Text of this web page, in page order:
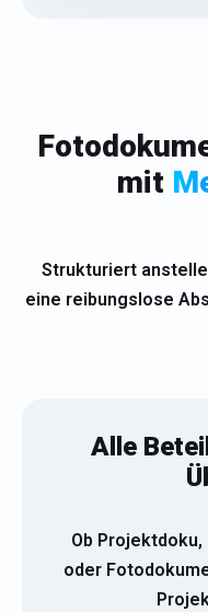
mit
Strukturiert
eine reibungslose
Alle
Ob Projektdoku,
oder